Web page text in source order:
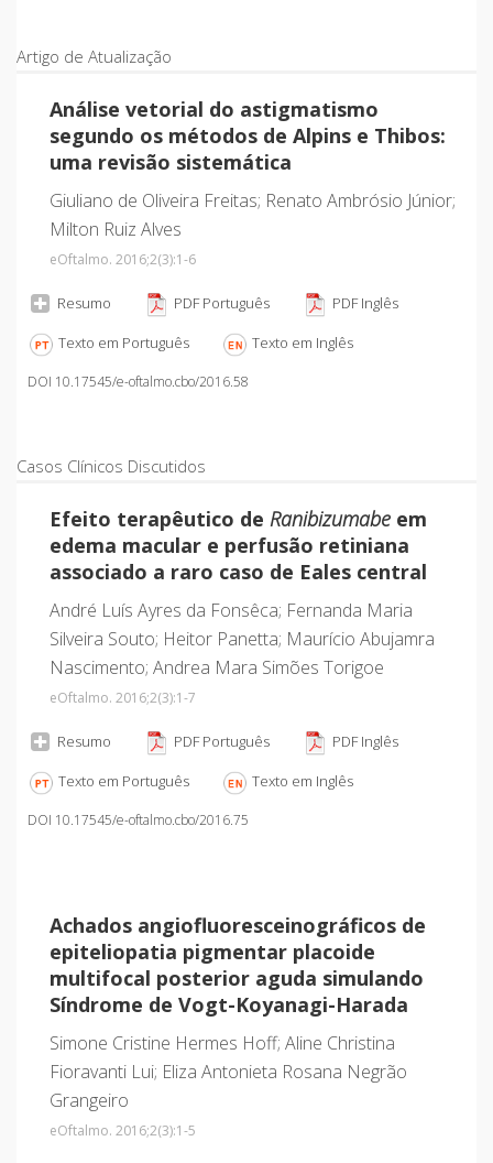
Artigo de Atualização
Análise vetorial do astigmatismo
segundo os métodos de Alpins e Thibos:
uma revisão sistemática
Giuliano de Oliveira Freitas; Renato Ambrósio Júnior;
Milton Ruiz Alves
eOftalmo. 2016;2(3):1-6
Resumo PDF Português
PDF Inglês
Texto em Português
Texto em Inglês
DOI 10.17545/e-oftalmo.cbo/2016.58
Casos Clínicos Discutidos
Efeito terapêutico de Ranibizumabe em
edema macular e perfusão retiniana
associado a raro caso de Eales central
André Luís Ayres da Fonsêca; Fernanda Maria
Silveira Souto; Heitor Panetta; Maurício Abujamra
Nascimento; Andrea Mara Simões Torigoe
eOftalmo. 2016;2(3):1-7
Resumo PDF Português
PDF Inglês
Texto em Português
Texto em Inglês
DOI 10.17545/e-oftalmo.cbo/2016.75
Achados angiofluoresceinográficos de
epiteliopatia pigmentar placoide
multifocal posterior aguda simulando
Síndrome de Vogt-Koyanagi-Harada
Simone Cristine Hermes Hoff; Aline Christina
Fioravanti Lui; Eliza Antonieta Rosana Negrão
Grangeiro
eOftalmo. 2016;2(3):1-5